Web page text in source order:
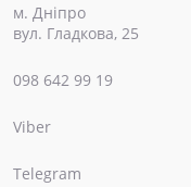
м. Дніпро
вул. Гладкова, 25
098 642 99 19
Viber
Telegram